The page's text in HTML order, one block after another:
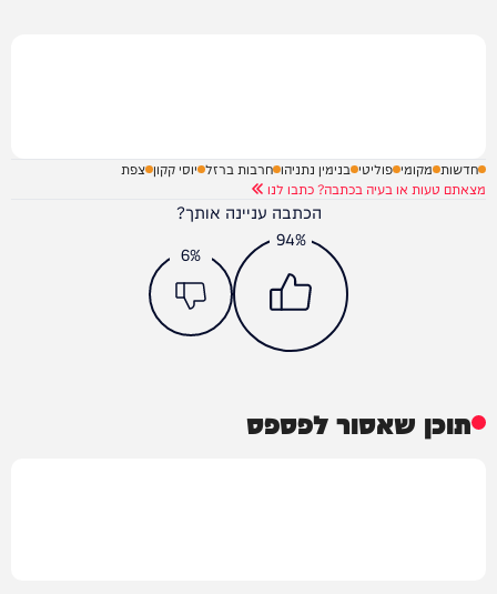
חדשות מקומי פוליטי בנימין נתניהו חרבות ברזל יוסי קקון צפת
מצאתם טעות או בעיה בכתבה? כתבו לנו
הכתבה עניינה אותך?
94%
6%
תוכן שאסור לפספס